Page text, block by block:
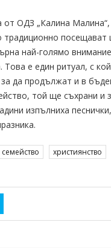
ОДЗ „Калина
традиционно
най-голямо
Това е един ритуал, с
да продължат и в
той ще съхрани и
изпълниха
семейство християнство